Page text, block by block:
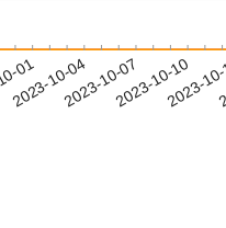
01
2023-10-042023-10-072023-10-10
2023-